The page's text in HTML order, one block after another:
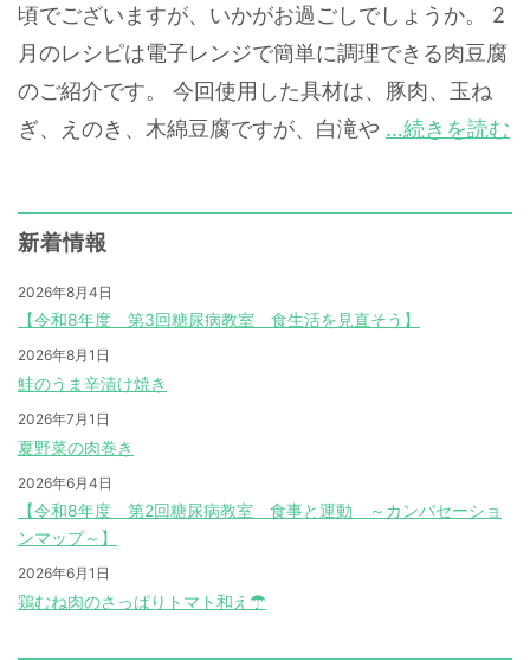
頃でございますが、いかがお過ごしでしょうか。 2
月のレシピは電子レンジで簡単に調理できる肉豆腐
のご紹介です。 今回使用した具材は、豚肉、玉ね
ぎ、えのき、木綿豆腐ですが、白滝や …続きを読む
新着情報
【令和8年度 第3回糖尿病教室 食生活を見直そう】
2026年8月4日
鮭のうま辛漬け焼き
2026年8月1日
夏野菜の肉巻き
2026年7月1日
【令和8年度 第2回糖尿病教室 食事と運動 ～カンバセーショ
ンマップ～】
2026年6月4日
鶏むね肉のさっぱりトマト和え☂
2026年6月1日